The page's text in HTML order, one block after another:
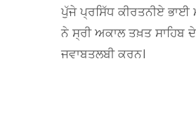
ਪੁੱਜੇ ਪ੍ਰਸਿੱਧ ਕੀਰਤਨੀਏ ਭਾਈ
ਨੇ ਸ੍ਰੀ ਅਕਾਲ ਤਖ਼ਤ ਸਾਹਿਬ
ਜਵਾਬਤਲਬੀ ਕਰਨ।